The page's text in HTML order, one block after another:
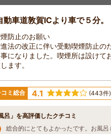
動車道敦賀ICより車で５分。
防止のお願い
法の改正に伴い受動喫煙防止の
になりました。喫煙所は設けて
ます。
コミ総合 4.1 (443件)
風呂」を高評価したクチコミ